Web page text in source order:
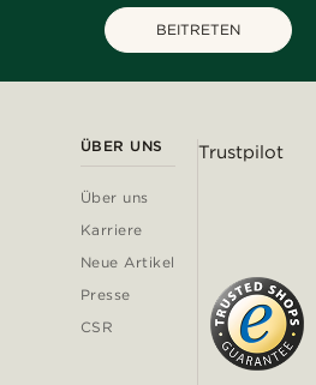
BEITRETEN
ÜBER UNS
Über uns
Karriere
Neue Artikel
Presse
CSR
Trustpilot